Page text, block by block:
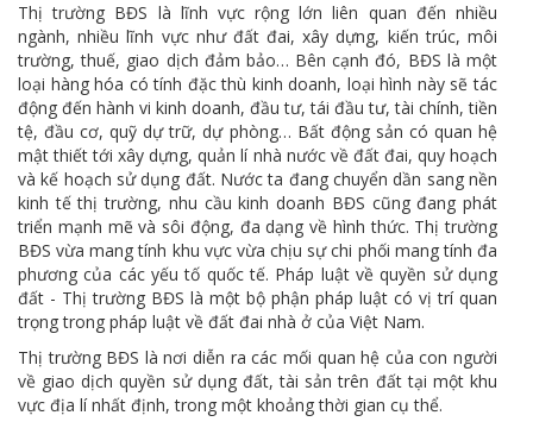
Thị trường BĐS là lĩnh vực rộng lớn liên quan đến nhiều
ngành, nhiều lĩnh vực như đất đai, xây dựng, kiến trúc, môi
trường, thuế, giao dịch đảm bảo… Bên cạnh đó, BĐS là một
loại hàng hóa có tính đặc thù kinh doanh, loại hình này sẽ tác
động đến hành vi kinh doanh, đầu tư, tái đầu tư, tài chính, tiền
tệ, đầu cơ, quỹ dự trữ, dự phòng… Bất động sản có quan hệ
mật thiết tới xây dựng, quản lí nhà nước về đất đai, quy hoạch
và kế hoạch sử dụng đất. Nước ta đang chuyển dần sang nền
kinh tế thị trường, nhu cầu kinh doanh BĐS cũng đang phát
triển mạnh mẽ và sôi động, đa dạng về hình thức. Thị trường
BĐS vừa mang tính khu vực vừa chịu sự chi phối mang tính đa
phương của các yếu tố quốc tế. Pháp luật về quyền sử dụng
đất - Thị trường BĐS là một bộ phận pháp luật có vị trí quan
trọng trong pháp luật về đất đai nhà ở của Việt Nam.
Thị trường BĐS là nơi diễn ra các mối quan hệ của con người
về giao dịch quyền sử dụng đất, tài sản trên đất tại một khu
vực địa lí nhất định, trong một khoảng thời gian cụ thể.